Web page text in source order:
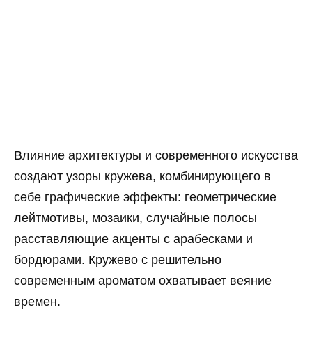
Влияние архитектуры и современного искусства
создают узоры кружева, комбинирующего в
себе графические эффекты: геометрические
лейтмотивы, мозаики, случайные полосы
расставляющие акценты с арабесками и
бордюрами. Кружево с решительно
современным ароматом охватывает веяние
времен.